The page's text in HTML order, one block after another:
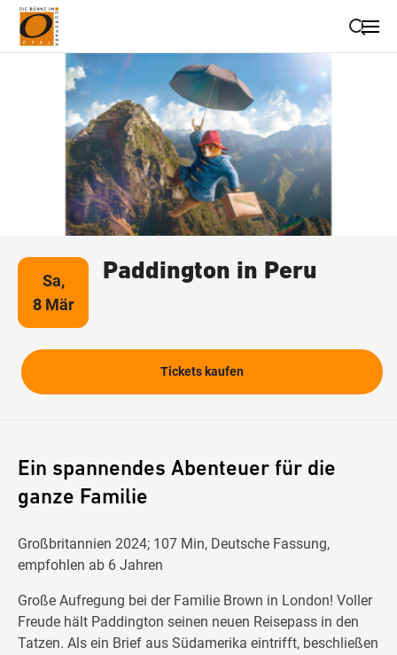
Suche schließen
Wegbeschreibung erhalten
Sa,
8 Mär
Paddington in Peru
Tickets kaufen
Ein spannendes Abenteuer für die
ganze Familie
Großbritannien 2024; 107 Min, Deutsche Fassung,
empfohlen ab 6 Jahren
Große Aufregung bei der Familie Brown in London! Voller
Freude hält Paddington seinen neuen Reisepass in den
Tatzen. Als ein Brief aus Südamerika eintrifft, beschließen